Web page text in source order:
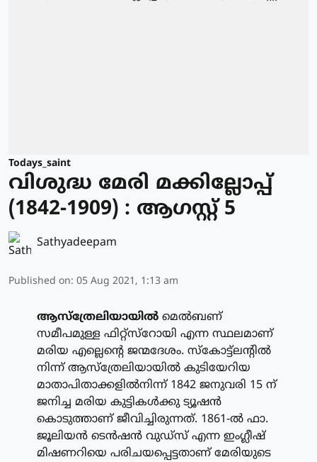
Todays_saint
വിശുദ്ധ മേരി മക്കില്ലോപ്പ്
(1842-1909) : ആഗസ്റ്റ് 5
Sathyadeepam
Published on: 05 Aug 2021, 1:13 am
ആസ്‌ത്രേലിയായില്‍ മെല്‍ബണ്
സമീപമുള്ള ഫിറ്റ്‌സ്‌റോയി എന്ന സ്ഥലമാണ്
മരിയ എല്ലെന്റെ ജന്മദേശം. സ്‌കോട്ട്‌ലന്റില്‍
നിന്ന് ആസ്‌ത്രേലിയായില്‍ കുടിയേറിയ
മാതാപിതാക്കളില്‍നിന്ന് 1842 ജനുവരി 15 ന്
ജനിച്ച മരിയ കുട്ടികള്‍ക്കു ട്യൂഷന്‍
കൊടുത്താണ് ജീവിച്ചിരുന്നത്. 1861-ല്‍ ഫാ.
ജൂലിയന്‍ ടെന്‍ഷന്‍ വുഡ്‌സ് എന്ന ഇംഗ്ലീഷ്
മിഷണറിയെ പരിചയപ്പെട്ടതാണ് മേരിയുടെ